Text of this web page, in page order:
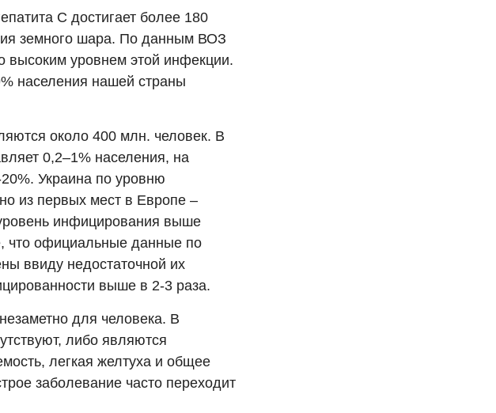
С достигает более 180
земного шара. По данным ВОЗ
высоким уровнем этой инфекции.
населения нашей страны
около 400 млн. человек. В
0,2–1% населения, на
Украина по уровню
из первых мест в Европе –
инфицирования выше
что официальные данные по
ввиду недостаточной их
выше в 2-3 раза.
для человека. В
либо являются
легкая желтуха и общее
заболевание часто переходит